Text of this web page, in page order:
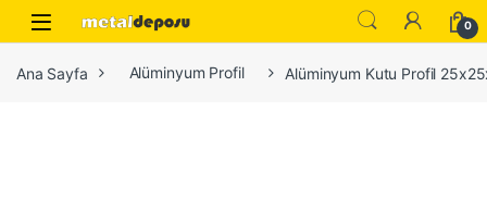
Skip to navigation
Skip to content
0
Ana Sayfa Alüminyum Profil Alüminyum Kutu Profil